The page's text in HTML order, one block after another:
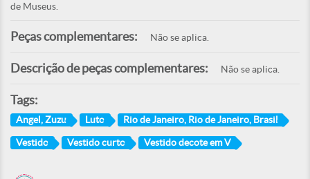
de Museus.
Peças complementares: Não se aplica.
Descrição de peças complementares: Não se aplica.
Tags:
Angel, Zuzu Luto Rio de Janeiro, Rio de Janeiro, Brasil
Vestido Vestido curto Vestido decote em V